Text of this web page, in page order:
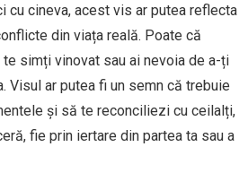
cu cineva, acest vis ar putea reflecta
din viața reală. Poate că
simți vinovat sau ai nevoia de a-ți
Visul ar putea fi un semn că trebuie
și să te reconciliezi cu ceilalți,
fie prin iertare din partea ta sau a